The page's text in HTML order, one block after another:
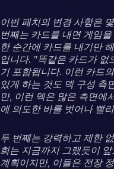
이번 패치의 변경 사항은
번째는 카드를 내면 게임
한 순간에 카드를 내기만
입니다. "똑같은 카드가 없
기 포함됩니다. 이런 카드
있게 하는 것도 덱 구성 측
만, 이런 덱은 많은 측면에
에 의도한 바를 벗어나 빨
두 번째는 강력하고 제한
희는 지금까지 그랬듯이
계획이지만, 이들은 전장